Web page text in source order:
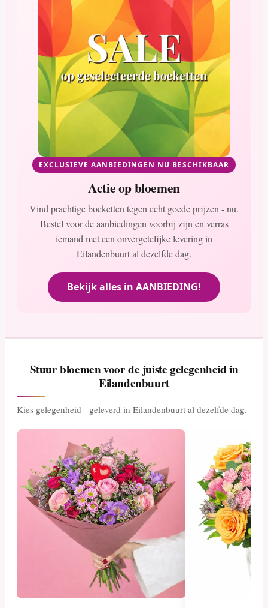
EXCLUSIEVE AANBIEDINGEN NU BESCHIKBAAR
Actie op bloemen
Vind prachtige boeketten tegen echt goede prijzen - nu.
Bestel voor de aanbiedingen voorbij zijn en verras
iemand met een onvergetelijke levering in
Eilandenbuurt al dezelfde dag.
Bekijk alles in AANBIEDING!
Stuur bloemen voor de juiste gelegenheid in
Eilandenbuurt
Kies gelegenheid - geleverd in Eilandenbuurt al dezelfde dag.